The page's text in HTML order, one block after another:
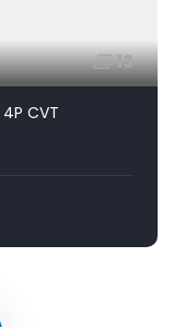
13
4P CVT